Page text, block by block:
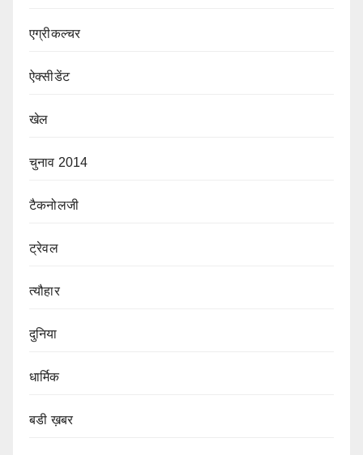
एग्रीकल्चर
ऐक्सीडेंट
खेल
चुनाव 2014
टैकनोलजी
ट्रेवल
त्यौहार
दुनिया
धार्मिक
बडी ख़बर